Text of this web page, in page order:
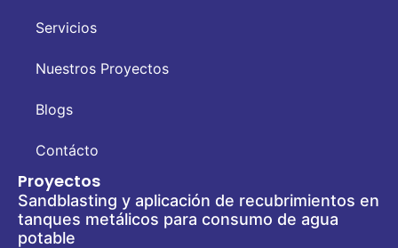
Servicios
Nuestros Proyectos
Blogs
Contácto
Proyectos
Sandblasting y aplicación de recubrimientos en
tanques metálicos para consumo de agua
potable